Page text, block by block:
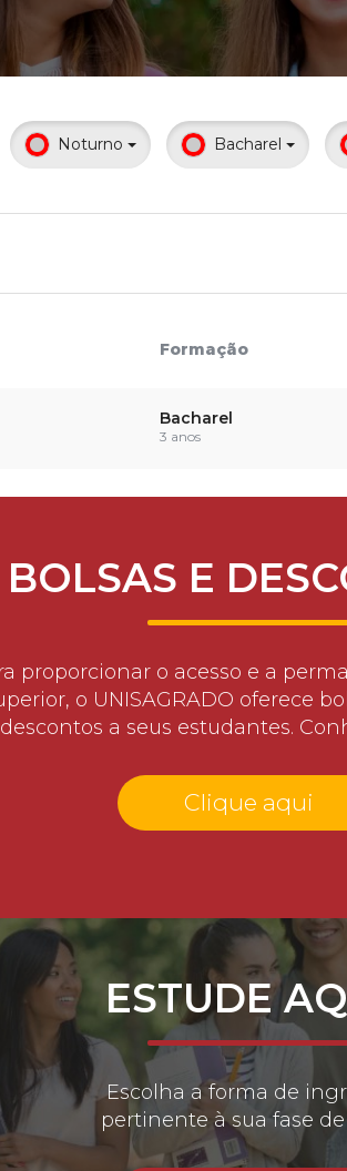
Noturno Bacharel
Formação
Bacharel
3 anos
BOLSAS E
proporcionar o acesso e a
o UNISAGRADO oferece
descontos a seus estudantes.
Clique aqui
ESTUDE
Escolha a forma de
pertinente à sua fase de